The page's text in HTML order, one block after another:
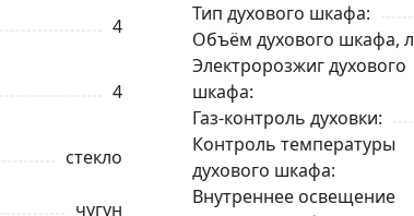
4
4
стекло
чугун
Тип духового шкафа
Объём духового шкафа, л
Электророзжиг духового
шкафа
Газ-контроль духовки
Контроль температуры
духового шкафа
Внутреннее освещение
ЗАКАЗАТЬ В 1 КЛИК